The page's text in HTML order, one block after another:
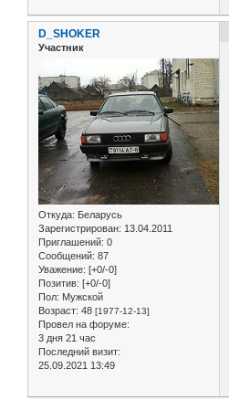
D_SHOKER
Участник
Откуда: Беларусь
Зарегистрирован: 13.04.2011
Приглашений: 0
Сообщений: 87
Уважение: [+0/-0]
Позитив: [+0/-0]
Пол: Мужской
Возраст: 48 [1977-12-13]
Провел на форуме:
3 дня 21 час
Последний визит:
25.09.2021 13:49